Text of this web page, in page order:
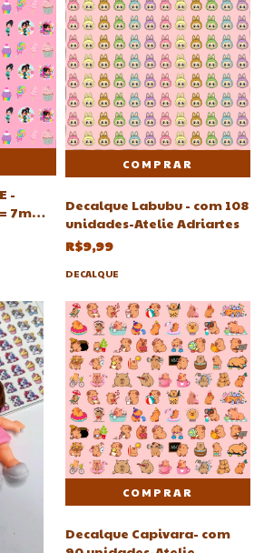
-
7m
mm
Decalque Labubu - com 108
unidades-Atelie Adriartes
R$9,99
DECALQUE
Decalque Capivara- com